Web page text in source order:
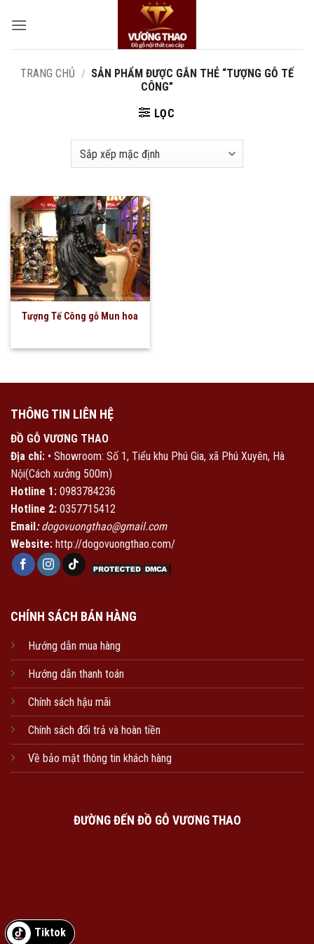
qua
TRANG CHỦ / SẢN PHẨM ĐƯỢC GẮN THẺ “TƯỢNG GỖ TẾ
CÔNG”
LỌC
Tượng Tế Công gỗ Mun hoa
THÔNG TIN LIÊN HỆ
ĐỒ GỖ VƯƠNG THAO
Địa chỉ: • Showroom: Số 1, Tiểu khu Phú Gia, xã Phú Xuyên, Hà
Nội(Cách xưởng 500m)
Hotline 1: 0983784236
Hotline 2: 0357715412
Email :dogovuongthao@gmail.com
Website: http://dogovuongthao.com/
CHÍNH SÁCH BÁN HÀNG
Hướng dẫn mua hàng
Hướng dẫn thanh toán
Chính sách hậu mãi
Chính sách đổi trả và hoàn tiền
Về bảo mật thông tin khách hàng
ĐƯỜNG ĐẾN ĐỒ GỖ VƯƠNG THAO
Tiktok